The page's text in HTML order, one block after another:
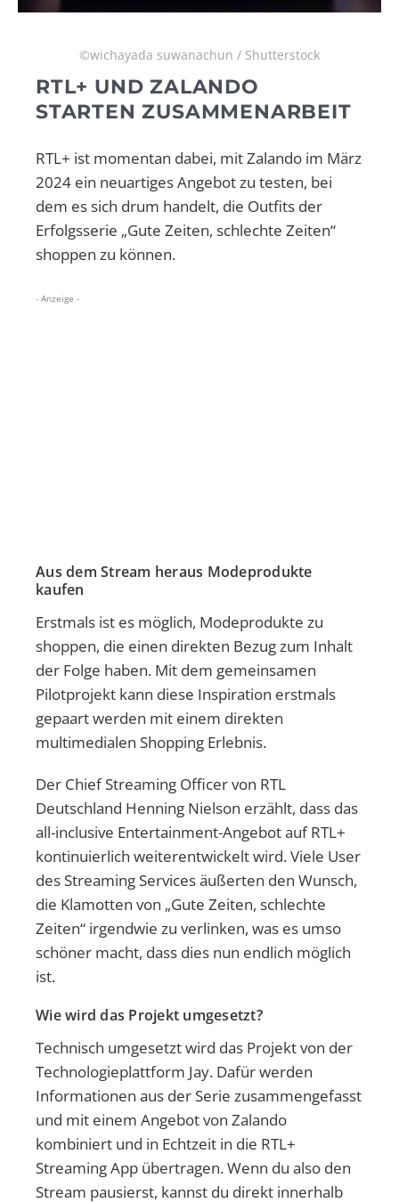
©wichayada suwanachun / Shutterstock
RTL+ UND ZALANDO
STARTEN ZUSAMMENARBEIT
RTL+ ist momentan dabei, mit Zalando im März
2024 ein neuartiges Angebot zu testen, bei
dem es sich drum handelt, die Outfits der
Erfolgsserie „Gute Zeiten, schlechte Zeiten“
shoppen zu können.
- Anzeige -
Aus dem Stream heraus Modeprodukte
kaufen
Erstmals ist es möglich, Modeprodukte zu
shoppen, die einen direkten Bezug zum Inhalt
der Folge haben. Mit dem gemeinsamen
Pilotprojekt kann diese Inspiration erstmals
gepaart werden mit einem direkten
multimedialen Shopping Erlebnis.
Der Chief Streaming Officer von RTL
Deutschland Henning Nielson erzählt, dass das
all-inclusive Entertainment-Angebot auf RTL+
kontinuierlich weiterentwickelt wird. Viele User
des Streaming Services äußerten den Wunsch,
die Klamotten von „Gute Zeiten, schlechte
Zeiten“ irgendwie zu verlinken, was es umso
schöner macht, dass dies nun endlich möglich
ist.
Wie wird das Projekt umgesetzt?
Technisch umgesetzt wird das Projekt von der
Technologieplattform Jay. Dafür werden
Informationen aus der Serie zusammengefasst
und mit einem Angebot von Zalando
kombiniert und in Echtzeit in die RTL+
Streaming App übertragen. Wenn du also den
Stream pausierst, kannst du direkt innerhalb